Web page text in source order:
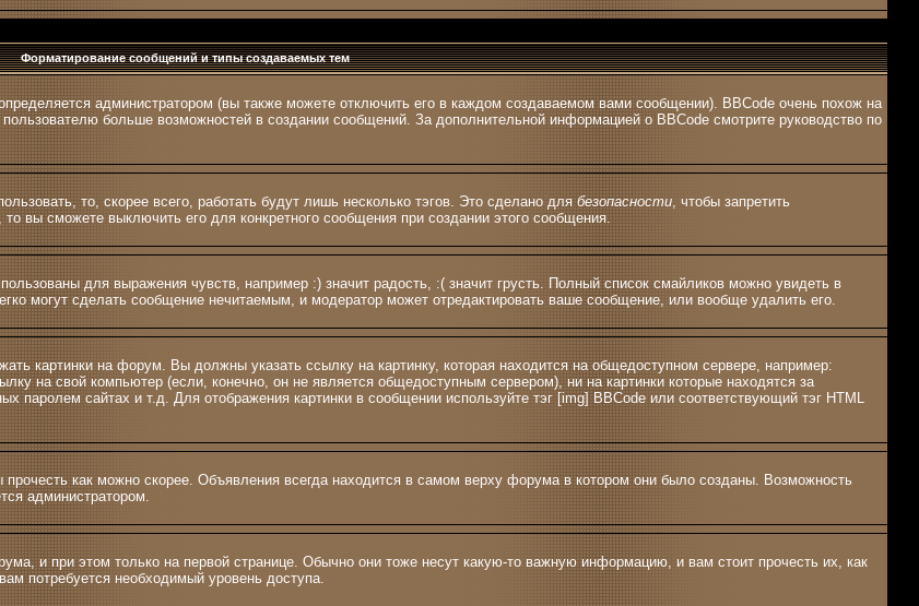
Форматирование сообщений и типы создаваемых тем
администратором (вы также можете отключить его в каждом создаваемом вами сообщении). BBCode очень похож на
больше возможностей в создании сообщений. За дополнительной информацией о BBCode смотрите руководство по
то, скорее всего, работать будут лишь несколько тэгов. Это сделано для безопасности, чтобы запретить
вы сможете выключить его для конкретного сообщения при создании этого сообщения.
для выражения чувств, например :) значит радость, :( значит грусть. Полный список смайликов можно увидеть в
могут сделать сообщение нечитаемым, и модератор может отредактировать ваше сообщение, или вообще удалить его.
картинки на форум. Вы должны указать ссылку на картинку, которая находится на общедоступном сервере, например:
на свой компьютер (если, конечно, он не является общедоступным сервером), ни на картинки которые находятся за
сайтах и т.д. Для отображения картинки в сообщении используйте тэг [img] BBCode или соответствующий тэг HTML
как можно скорее. Объявления всегда находится в самом верху форума в котором они было созданы. Возможность
администратором.
и при этом только на первой странице. Обычно они тоже несут какую-то важную информацию, и вам стоит прочесть их, как
потребуется необходимый уровень доступа.